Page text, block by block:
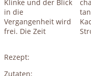
Klinke und der Blick
in die
Vergangenheit wird
frei. Die Zeit
charakteristischen
tannengrünen
Kacheln. Die
Stromleitungen
Stück, auf das die
Familie besonders
Rezept:
Zutaten: